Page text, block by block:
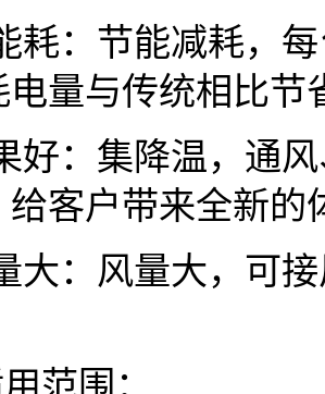
耗：节能减耗，
量与传统相比节
好：集降温，通
给客户带来全新的
大：风量大，可